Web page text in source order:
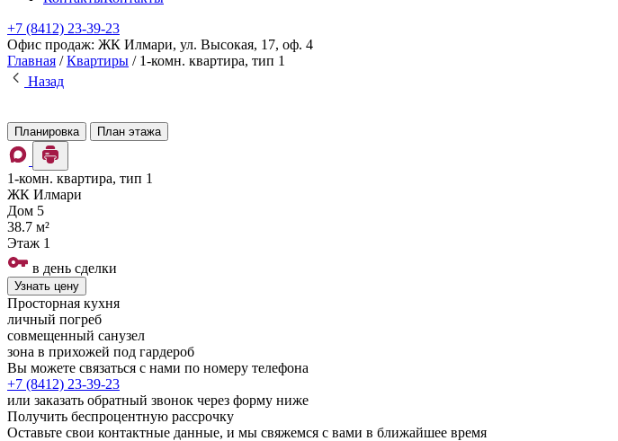
+7 (8412) 23-39-23
Офис продаж: ЖК Илмари, ул. Высокая, 17, оф. 4
Главная /Квартиры / 1-комн. квартира, тип 1
Назад
Планировка План этажа
1-комн. квартира, тип 1
ЖК Илмари
Дом 5
38.7 м²
Этаж 1
в день сделки
Узнать цену
Просторная кухня
личный погреб
совмещенный санузел
зона в прихожей под гардероб
Вы можете связаться с нами по номеру телефона
+7 (8412) 23-39-23
или заказать обратный звонок через форму ниже
Получить беспроцентную рассрочку
Оставьте свои контактные данные, и мы свяжемся с вами в ближайшее время